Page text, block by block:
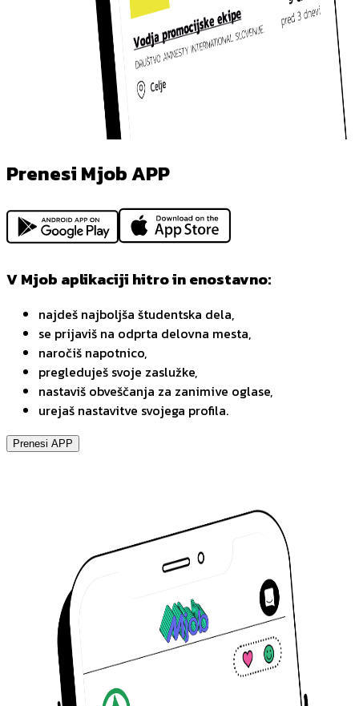
Prenesi Mjob APP
V Mjob aplikaciji hitro in enostavno:
najdeš najboljša študentska dela,
se prijaviš na odprta delovna mesta,
naročiš napotnico,
pregleduješ svoje zaslužke,
nastaviš obveščanja za zanimive oglase,
urejaš nastavitve svojega profila.
Prenesi APP